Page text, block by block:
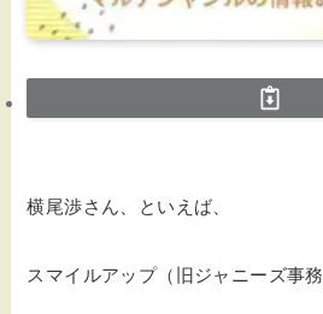
横尾渉さん、といえば、
スマイルアップ（旧ジャニーズ事